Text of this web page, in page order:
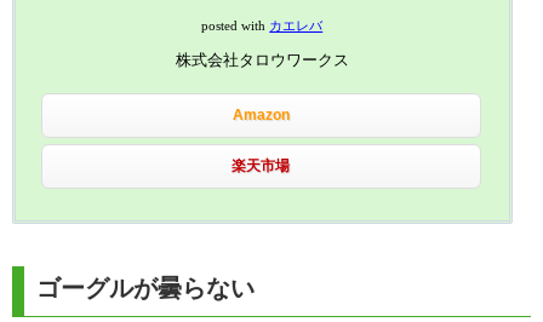
posted with カエレバ
株式会社タロウワークス
Amazon
楽天市場
ゴーグルが曇らない